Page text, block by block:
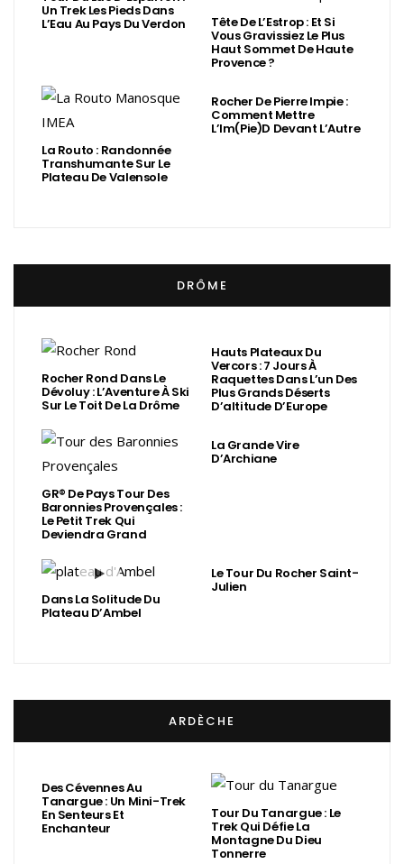
Un Trek Les Pieds Dans
L’Eau Au Pays Du Verdon Tête De L’Estrop : Et Si
Vous Gravissiez Le Plus
Haut Sommet De Haute
Provence ?
La Routo : Randonnée
Transhumante Sur Le
Plateau De Valensole
Rocher De Pierre Impie :
Comment Mettre
L’Im(Pie)d Devant L’Autre
DRÔME
Rocher Rond Dans Le
Dévoluy : L’Aventure À Ski
Sur Le Toit De La Drôme
Hauts Plateaux Du
Vercors : 7 Jours À
Raquettes Dans L’un Des
Plus Grands Déserts
D’altitude D’Europe
GR® De Pays Tour Des
Baronnies Provençales :
Le Petit Trek Qui
Deviendra Grand
La Grande Vire
D’Archiane
Dans La Solitude Du
Plateau D’Ambel
Le Tour Du Rocher Saint-
Julien
ARDÈCHE
Des Cévennes Au
Tanargue : Un Mini-Trek
En Senteurs Et
Enchanteur
Tour Du Tanargue : Le
Trek Qui Défie La
Montagne Du Dieu
Tonnerre